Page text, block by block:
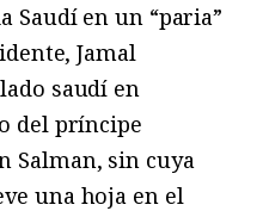
Saudí en un “paria”
Jamal
saudí en
del príncipe
Salman, sin cuya
una hoja en el